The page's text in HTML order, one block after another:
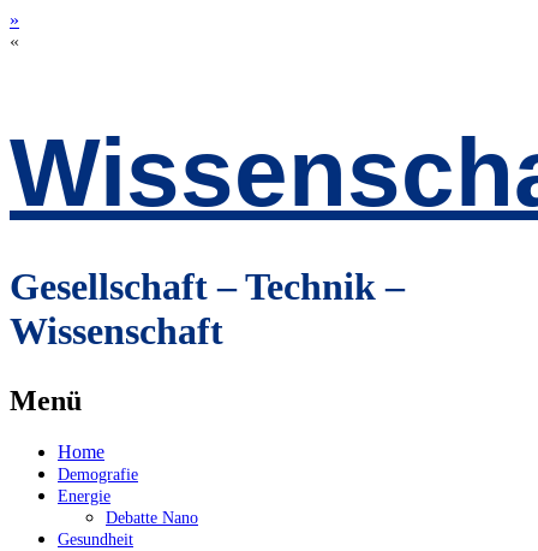
»
«
Gesellschaft – Technik –
Wissenschaft
Menü
Zum
Inhalt
springen
Home
Demografie
Energie
Debatte Nano
Gesundheit